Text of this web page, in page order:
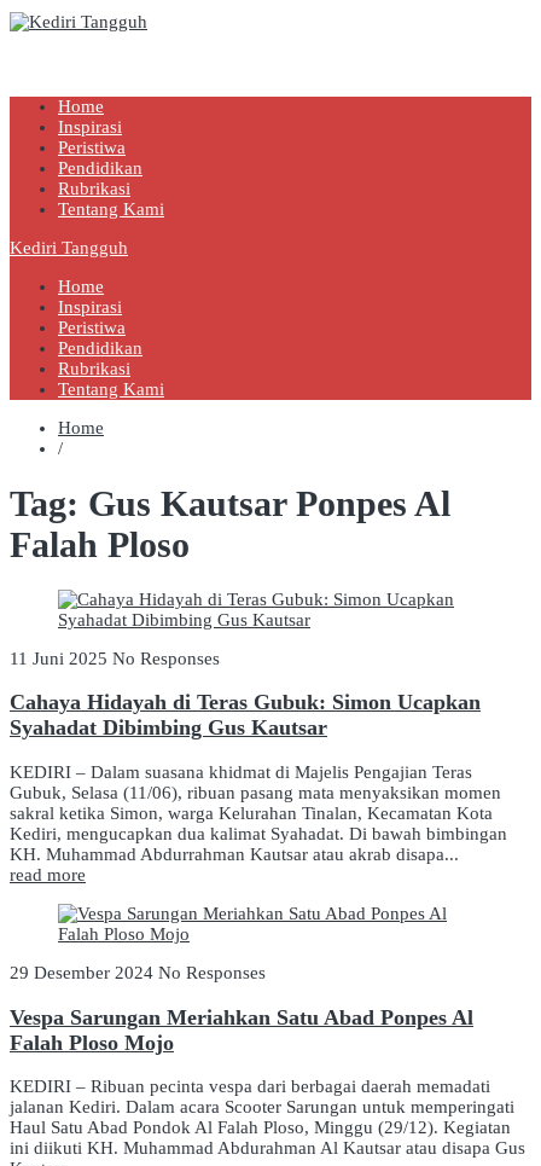
Home
Inspirasi
Peristiwa
Pendidikan
Rubrikasi
Tentang Kami
Kediri Tangguh
Home
Inspirasi
Peristiwa
Pendidikan
Rubrikasi
Tentang Kami
Home
/
Tag: Gus Kautsar Ponpes Al
Falah Ploso
11 Juni 2025 No Responses
Cahaya Hidayah di Teras Gubuk: Simon Ucapkan
Syahadat Dibimbing Gus Kautsar
KEDIRI – Dalam suasana khidmat di Majelis Pengajian Teras
Gubuk, Selasa (11/06), ribuan pasang mata menyaksikan momen
sakral ketika Simon, warga Kelurahan Tinalan, Kecamatan Kota
Kediri, mengucapkan dua kalimat Syahadat. Di bawah bimbingan
KH. Muhammad Abdurrahman Kautsar atau akrab disapa...
read more
29 Desember 2024 No Responses
Vespa Sarungan Meriahkan Satu Abad Ponpes Al
Falah Ploso Mojo
KEDIRI – Ribuan pecinta vespa dari berbagai daerah memadati
jalanan Kediri. Dalam acara Scooter Sarungan untuk memperingati
Haul Satu Abad Pondok Al Falah Ploso, Minggu (29/12). Kegiatan
ini diikuti KH. Muhammad Abdurahman Al Kautsar atau disapa Gus